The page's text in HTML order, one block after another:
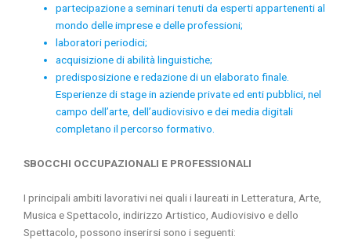
partecipazione a seminari tenuti da esperti appartenenti al
mondo delle imprese e delle professioni;
laboratori periodici;
acquisizione di abilità linguistiche;
predisposizione e redazione di un elaborato finale.
Esperienze di stage in aziende private ed enti pubblici, nel
campo dell’arte, dell’audiovisivo e dei media digitali
completano il percorso formativo.
SBOCCHI OCCUPAZIONALI E PROFESSIONALI
I principali ambiti lavorativi nei quali i laureati in Letteratura, Arte,
Musica e Spettacolo, indirizzo Artistico, Audiovisivo e dello
Spettacolo, possono inserirsi sono i seguenti: